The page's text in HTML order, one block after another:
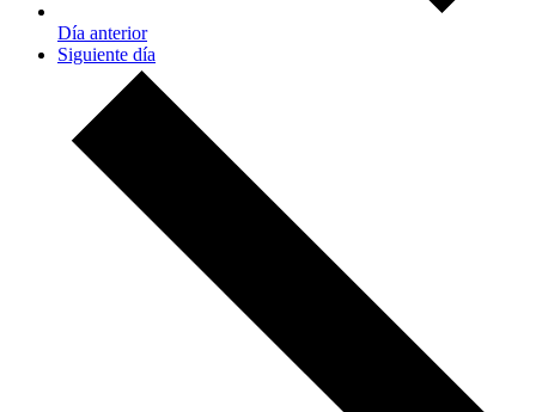
Día anterior
Siguiente día